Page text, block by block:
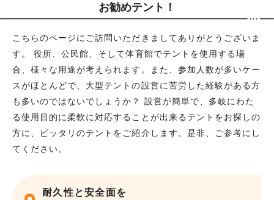
お勧めテント！
こちらのページにご訪問いただきましてありがとうございま
す。 役所、公民館、そして体育館でテントを使用する場
合、様々な用途が考えられます。また、参加人数が多いケー
スがほとんどで、大型テントの設営に苦労した経験がある方
も多いのではないでしょうか？ 設営が簡単で、多岐にわた
る使用目的に柔軟に対応することが出来るテントをお探しの
方に、ピッタリのテントをご紹介します。是非、ご参考にし
てください。
耐久性と安全面を